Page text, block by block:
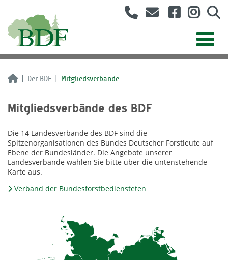
Der BDF Mitgliedsverbände
Mitgliedsverbände des BDF
Die 14 Landesverbände des BDF sind die
Spitzenorganisationen des Bundes Deutscher Forstleute auf
Ebene der Bundesländer. Die Angebote unserer
Landesverbände wählen Sie bitte über die untenstehende
Karte aus.
Verband der Bundesforstbediensteten